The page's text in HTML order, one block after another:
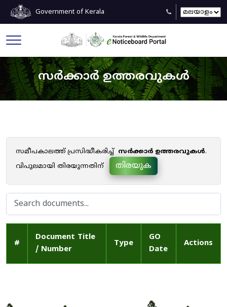
Government of Kerala
സർക്കാർ ഉത്തരവുകൾ
സമീപകാലത്ത് പ്രസിദ്ധീകരിച്ച് സർക്കാർ ഉത്തരവുകൾ.
വിപുലമായി തിരയുന്നതിന്
തിരയുക
#
Document Title
/ Number
Type
GO
Date
Actions